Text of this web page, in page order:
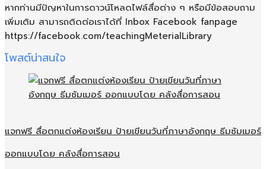
หากท่านมีปัญหาในการดาวน์โหลดไฟล์สื่อต่าง ๆ หรือมีข้อสอบถาม
เพิ่มเติม สามารถติดต่อเราได้ที่ Inbox Facebook fanpage
https://facebook.com/teachingMeterialLibrary
โพสต์น่าสนใจ
แจกฟรี สื่อตกแต่งห้องเรียน ป้ายเขียนวันที่ภาษาอังกฤษ ธีมซัมเมอร์
ออกแบบโดย คลังสื่อการสอน